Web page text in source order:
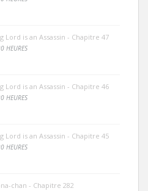
Lord is an Assassin - Chapitre 47
HEURES
Lord is an Assassin - Chapitre 46
HEURES
Lord is an Assassin - Chapitre 45
HEURES
chan - Chapitre 282